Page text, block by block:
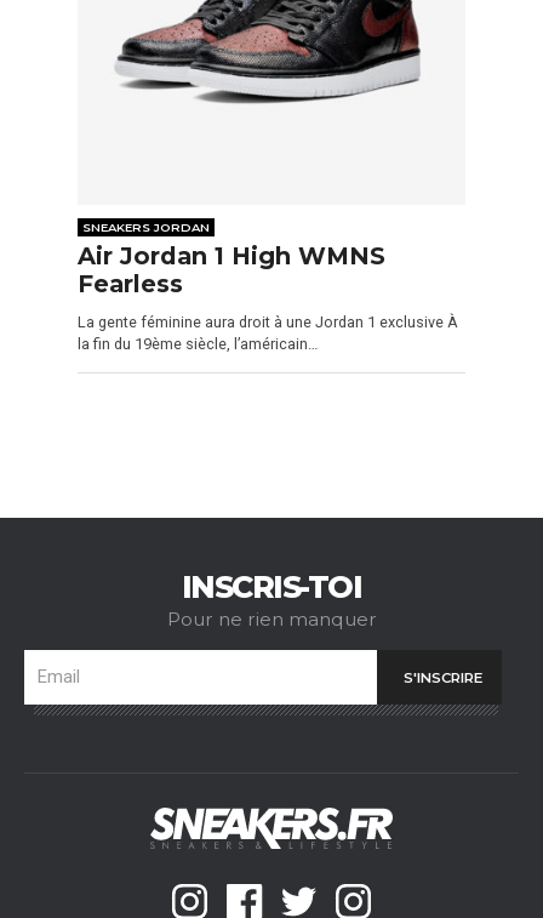
SNEAKERS JORDAN
Air Jordan 1 High WMNS
Fearless
La gente féminine aura droit à une Jordan 1 exclusive À
la fin du 19ème siècle, l’américain…
INSCRIS-TOI
Pour ne rien manquer